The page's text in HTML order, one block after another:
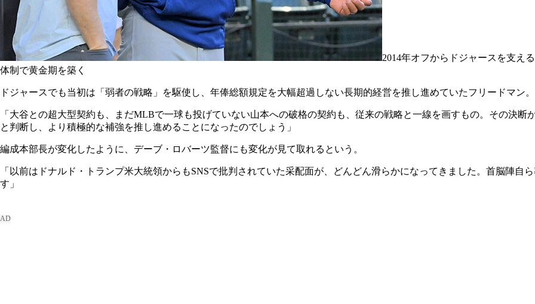
2014年オフからドジャースを支え
体制で黄金期を築く
ドジャースでも当初は「弱者の戦略」を駆使し、年俸総額規定を大幅超過しない長期的経営を推し進めていたフリードマン
「大谷との超大型契約も、まだMLBで一球も投げていない山本への破格の契約も、従来の戦略と一線を画すもの。その決
と判断し、より積極的な補強を推し進めることになったのでしょう」
編成本部長が変化したように、デーブ・ロバーツ監督にも変化が見て取れるという。
「以前はドナルド・トランプ米大統領からもSNSで批判されていた采配面が、どんどん滑らかになってきました。首脳陣自
す」